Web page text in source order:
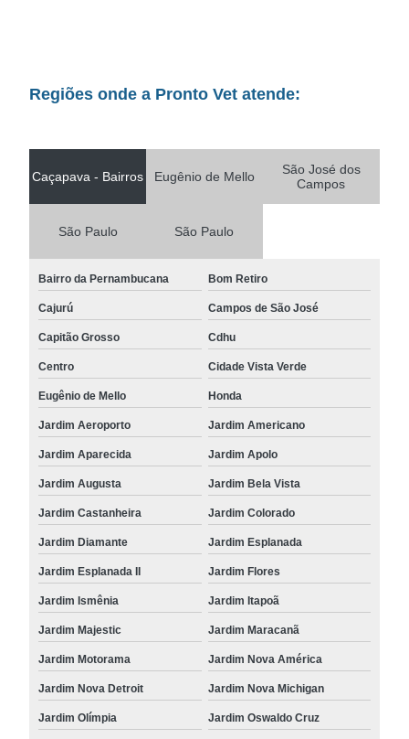
Regiões onde a Pronto Vet atende:
Caçapava - Bairros Eugênio de Mello
São José dos
Campos
São Paulo São Paulo
Bairro da Pernambucana Bom Retiro
Cajurú Campos de São José
Capitão Grosso Cdhu
Centro Cidade Vista Verde
Eugênio de Mello Honda
Jardim Aeroporto Jardim Americano
Jardim Aparecida Jardim Apolo
Jardim Augusta Jardim Bela Vista
Jardim Castanheira Jardim Colorado
Jardim Diamante Jardim Esplanada
Jardim Esplanada II Jardim Flores
Jardim Ismênia Jardim Itapoã
Jardim Majestic Jardim Maracanã
Jardim Motorama Jardim Nova América
Jardim Nova Detroit Jardim Nova Michigan
Jardim Olímpia Jardim Oswaldo Cruz